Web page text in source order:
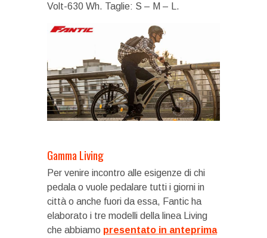
Volt-630 Wh. Taglie: S – M – L.
Gamma Living
Per venire incontro alle esigenze di chi
pedala o vuole pedalare tutti i giorni in
città o anche fuori da essa, Fantic ha
elaborato i tre modelli della linea Living
che abbiamo presentato in anteprima